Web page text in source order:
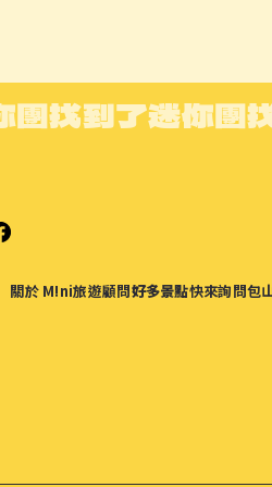
團找到了迷你團
關於 M!ni旅遊顧問好多景點快來詢問包